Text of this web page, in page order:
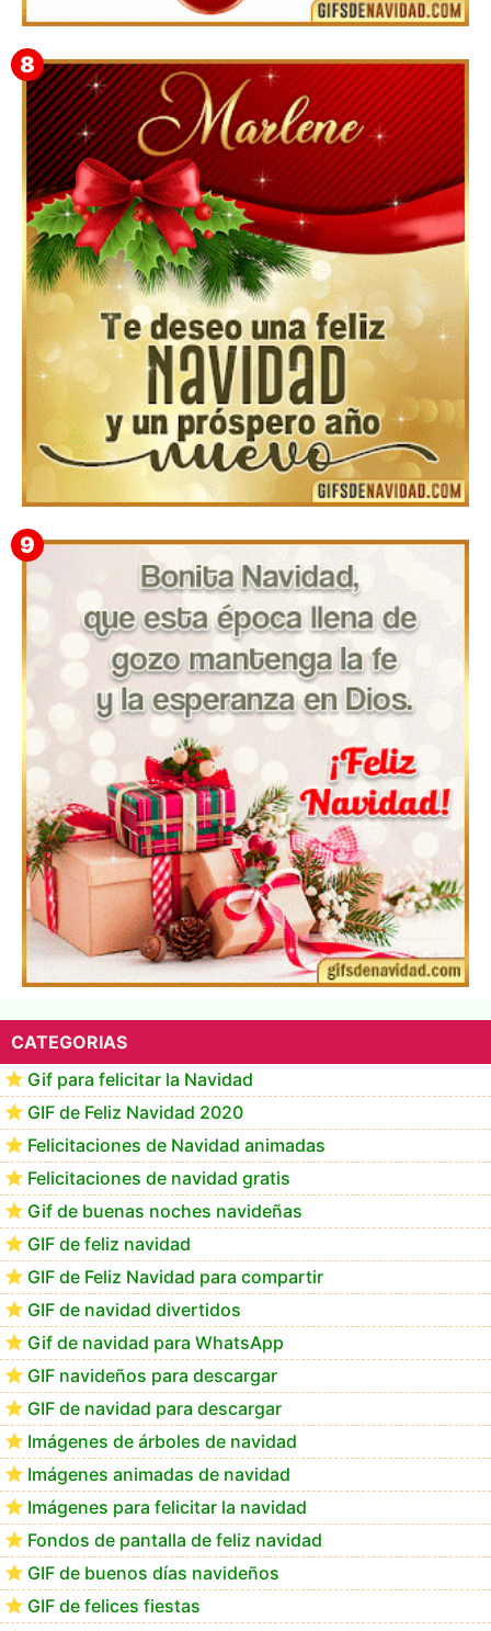
▷ Los Mejores Fondos de pantalla de feliz navidad
2022 📖
Te deseo una Feliz Navidad Marlene
GIF navideños para descargar en el móvil
CATEGORIAS
Gif para felicitar la Navidad
GIF de Feliz Navidad 2020
Felicitaciones de Navidad animadas
Felicitaciones de navidad gratis
Gif de buenas noches navideñas
GIF de feliz navidad
GIF de Feliz Navidad para compartir
GIF de navidad divertidos
Gif de navidad para WhatsApp
GIF navideños para descargar
GIF de navidad para descargar
Imágenes de árboles de navidad
Imágenes animadas de navidad
Imágenes para felicitar la navidad
Fondos de pantalla de feliz navidad
GIF de buenos días navideños
GIF de felices fiestas